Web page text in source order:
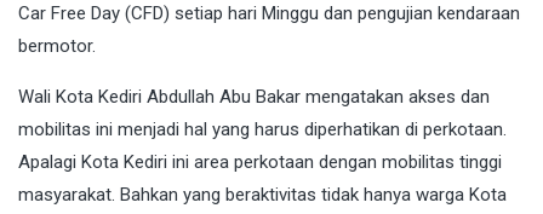
Car Free Day (CFD) setiap hari Minggu dan pengujian kendaraan
bermotor.
Wali Kota Kediri Abdullah Abu Bakar mengatakan akses dan
mobilitas ini menjadi hal yang harus diperhatikan di perkotaan.
Apalagi Kota Kediri ini area perkotaan dengan mobilitas tinggi
masyarakat. Bahkan yang beraktivitas tidak hanya warga Kota